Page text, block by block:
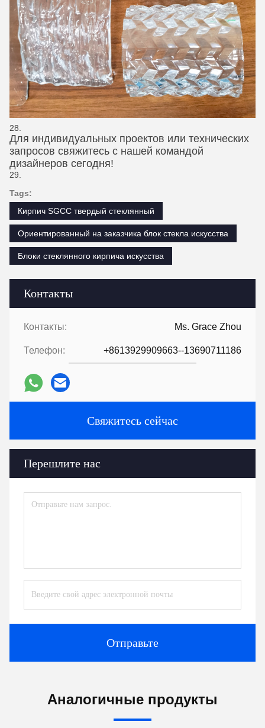
Контакты
Контакты: Ms. Grace Zhou
Телефон: +8613929909663--13690711186
Свяжитесь сейчас
Перешлите нас
Отправьте
Для индивидуальных проектов или технических
запросов свяжитесь с нашей командой
дизайнеров сегодня!
Tags:
Кирпич SGCC твердый стеклянный
Ориентированный на заказчика блок стекла искусства
Блоки стеклянного кирпича искусства
Аналогичные продукты